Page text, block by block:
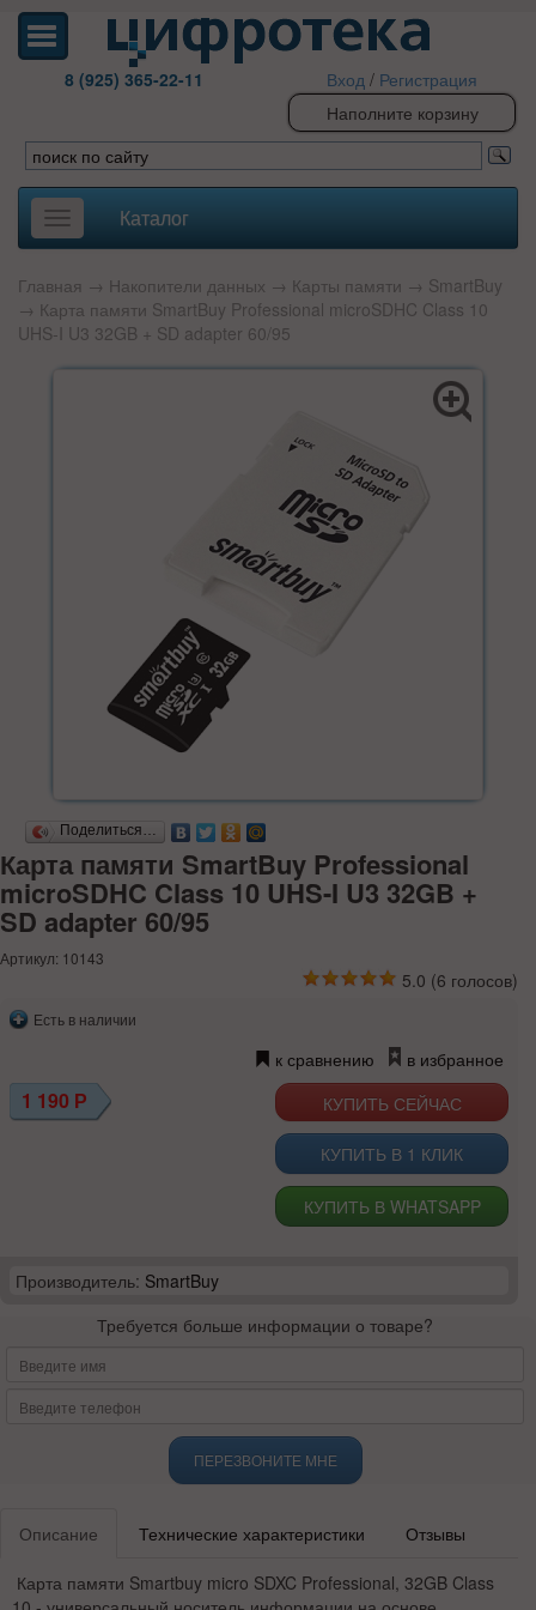
8 (925) 365-22-11 Вход / Регистрация
Наполните корзину
Toggle
navigation
Каталог
Главная → Накопители данных → Карты памяти → SmartBuy
→ Карта памяти SmartBuy Professional microSDHC Class 10
UHS-I U3 32GB + SD adapter 60/95
Поделиться…
Карта памяти SmartBuy Professional
microSDHC Class 10 UHS-I U3 32GB +
SD adapter 60/95
Артикул: 10143
5.0 (6 голосов)
Есть в наличии
к сравнению в избранное
1 190 Р
КУПИТЬ В 1 КЛИК
КУПИТЬ В WHATSAPP
Производитель: SmartBuy
Требуется больше информации о товаре?
ПЕРЕЗВОНИТЕ МНЕ
Описание Технические характеристики Отзывы
Карта памяти Smartbuy micro SDXC Professional, 32GB Class